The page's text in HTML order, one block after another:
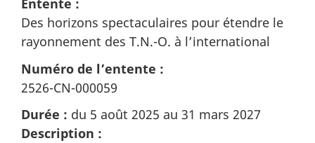
Entente :
Des horizons spectaculaires pour étendre le
rayonnement des T.N.-O. à l’international
Numéro de l’entente :
2526-CN-000059
Durée : du 5 août 2025 au 31 mars 2027
Description :